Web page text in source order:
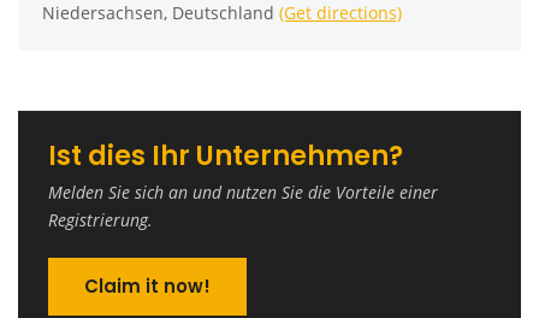
Niedersachsen, Deutschland (Get directions)
Ist dies Ihr Unternehmen?
Melden Sie sich an und nutzen Sie die Vorteile einer
Registrierung.
Claim it now!